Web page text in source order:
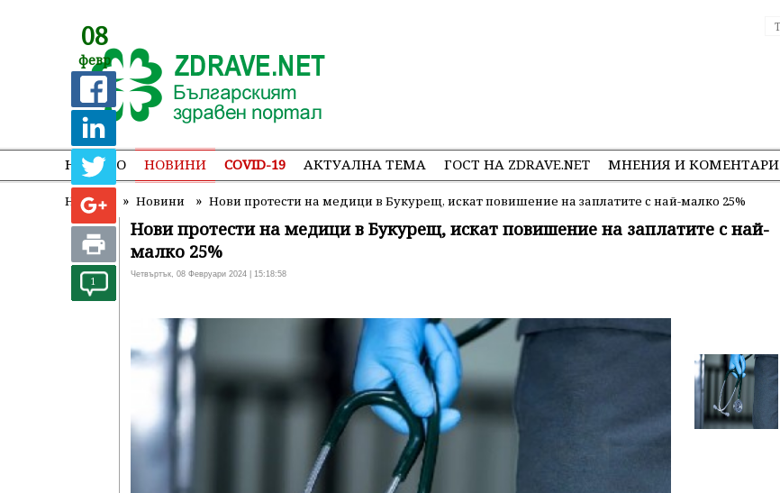
НАЧАЛО НОВИНИ COVID-19 АКТУАЛНА ТЕМА ГОСТ НА ZDRAVE.NET МНЕНИЯ И КОМЕНТАРИ
Начало » Новини » Нови протести на медици в Букурещ, искат повишение на заплатите с най-малко 25%
08
февр
1
Нови протести на медици в Букурещ, искат повишение на заплатите с най-
малко 25%
Четвъртък, 08 Февруари 2024 | 15:18:58